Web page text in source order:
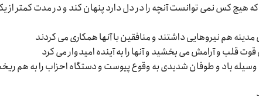
هیچ کس نمی توانست آنچه را در دل دارد پنهان کند و در مدت کمتر از
هم نیروهایی داشتند و منافقین با آنها همکاری می کردند
قلب و آرامش می بخشید و آنها را به آینده امیدوار می کرد
وسیله باد و طوفان شدیدی به وقوع پیوست و دستگاه احزاب را به هم